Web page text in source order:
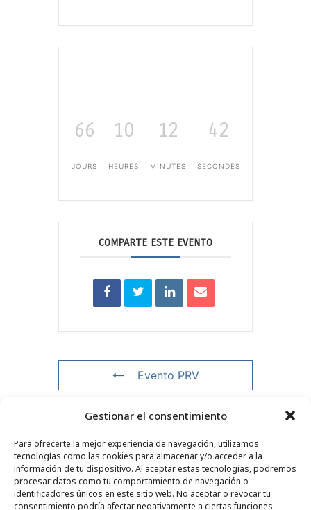
Gestionar el consentimiento
Para ofrecerte la mejor experiencia de navegación, utilizamos
tecnologías como las cookies para almacenar y/o acceder a la
información de tu dispositivo. Al aceptar estas tecnologías, podremos
procesar datos como tu comportamiento de navegación o
identificadores únicos en este sitio web. No aceptar o revocar tu
consentimiento podría afectar negativamente a ciertas funciones.
66
JOURS
10
HEURES
12
MINUTES
42
SECONDES
COMPARTE ESTE EVENTO
Evento PRV
Evento NXT
CONTACTO–AVISO LEGAL–PÁGINA DEL LECTOR
SUSCRIPCIÓN AL BOLETÍN INFORMATIVO